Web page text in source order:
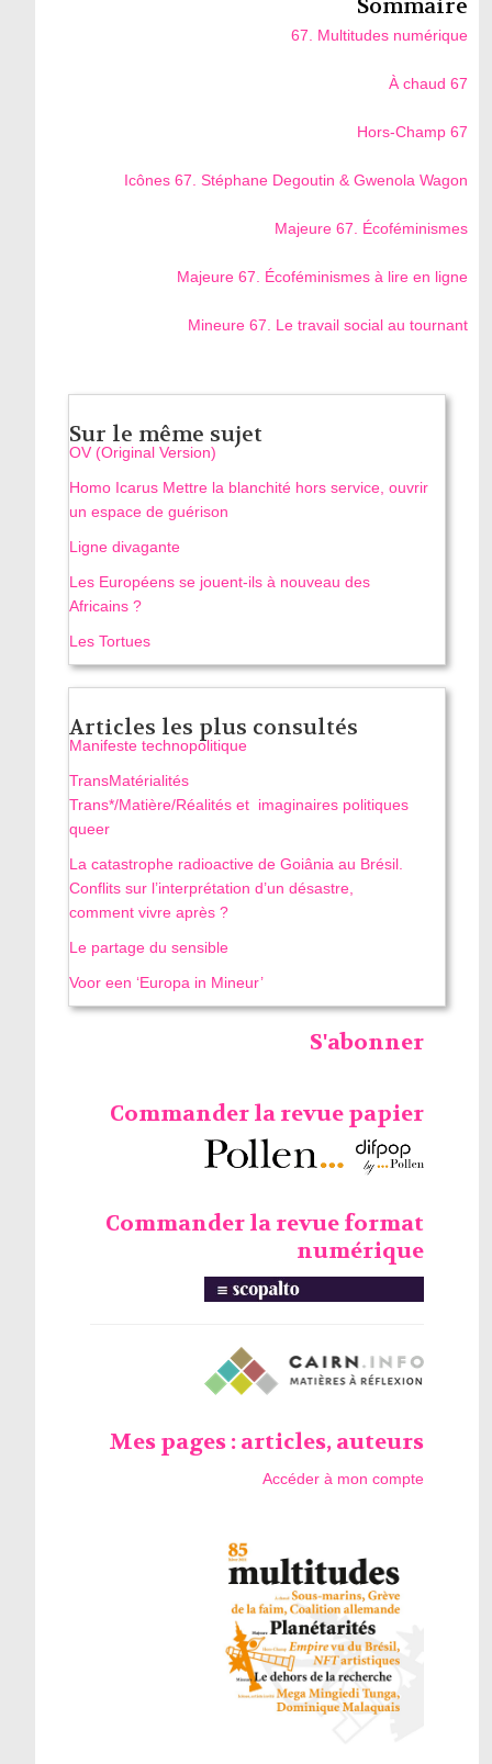
Sommaire
67. Multitudes numérique
À chaud 67
Hors-Champ 67
Icônes 67. Stéphane Degoutin & Gwenola Wagon
Majeure 67. Écoféminismes
Majeure 67. Écoféminismes à lire en ligne
Mineure 67. Le travail social au tournant
Sur le même sujet
OV (Original Version)
Homo Icarus Mettre la blanchité hors service, ouvrir
un espace de guérison
Ligne divagante
Les Européens se jouent-ils à nouveau des
Africains ?
Les Tortues
Articles les plus consultés
Manifeste technopolitique
TransMatérialités
Trans*/Matière/Réalités et imaginaires politiques
queer
La catastrophe radioactive de Goiânia au Brésil.
Conflits sur l’interprétation d’un désastre,
comment vivre après ?
Le partage du sensible
Voor een ‘Europa in Mineur’
S'abonner
Commander la revue papier
Commander la revue format
numérique
Mes pages : articles, auteurs
Accéder à mon compte